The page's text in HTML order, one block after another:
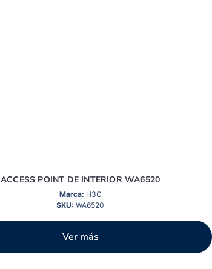
ACCESS POINT DE INTERIOR WA6520
Marca: H3C
SKU: WA6520
Ver más